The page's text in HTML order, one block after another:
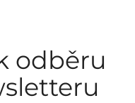
odběru